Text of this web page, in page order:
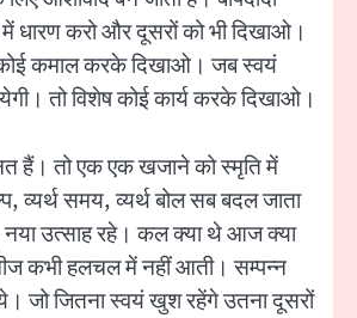
में धारण करो और दूसरों को भी दिखाओ।
कोई कमाल करके दिखाओ। जब स्वयं
तो विशेष कोई कार्य करके दिखाओ।
हैं। तो एक एक खजाने को स्मृति में
व्यर्थ समय, व्यर्थ बोल सब बदल जाता
नया उत्साह रहे। कल क्या थे आज क्या
कभी हलचल में नहीं आती। सम्पन्न
जो जितना स्वयं खुश रहेंगे उतना दूसरों